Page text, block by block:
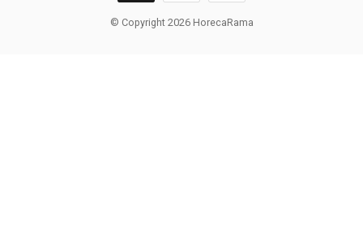
© Copyright 2026 HorecaRama